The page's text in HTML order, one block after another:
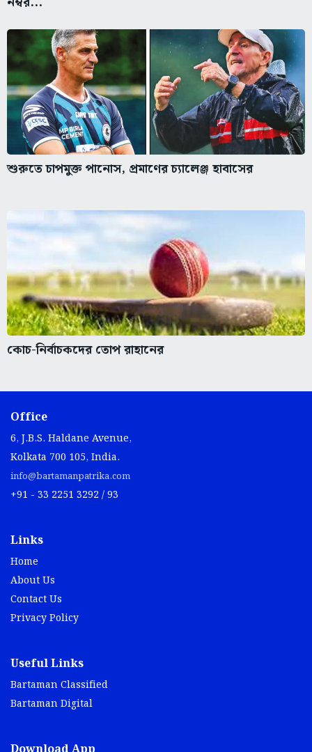
শুরুতে চাপমুক্ত পানোস, প্রমাণের চ্যালেঞ্জ হাবাসের
কোচ-নির্বাচকদের তোপ রাহানের
Office
6, J.B.S. Haldane Avenue,
Kolkata 700 105, India.
info@bartamanpatrika.com
+91 - 33 2251 3292 / 93
Links
Home
About Us
Contact Us
Privacy Policy
Useful Links
Bartaman Classified
Bartaman Digital